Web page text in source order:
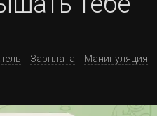
Зарплата Манипуляция